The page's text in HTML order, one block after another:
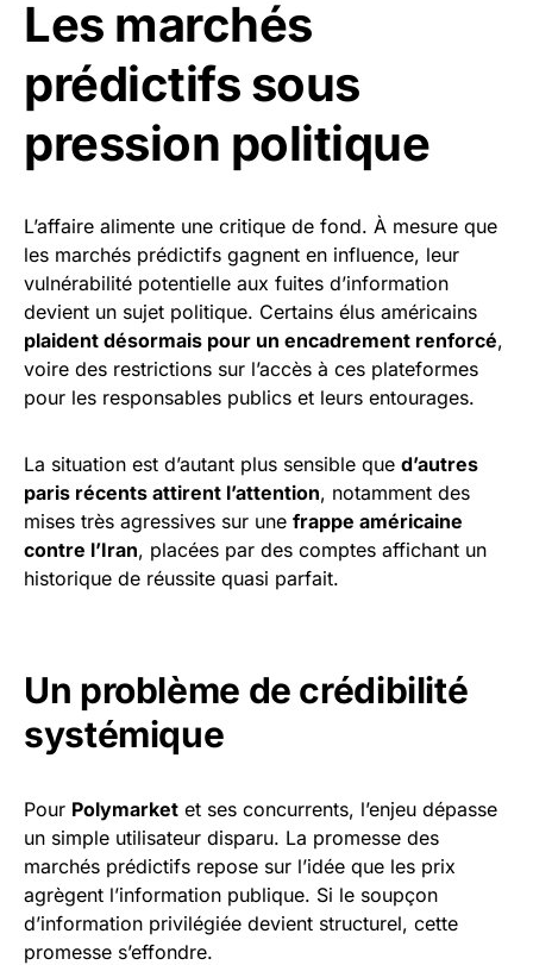
Les marchés
prédictifs sous
pression politique
L’affaire alimente une critique de fond. À mesure que
les marchés prédictifs gagnent en influence, leur
vulnérabilité potentielle aux fuites d’information
devient un sujet politique. Certains élus américains
plaident désormais pour un encadrement renforcé,
voire des restrictions sur l’accès à ces plateformes
pour les responsables publics et leurs entourages.
La situation est d’autant plus sensible que d’autres
paris récents attirent l’attention, notamment des
mises très agressives sur une frappe américaine
contre l’Iran, placées par des comptes affichant un
historique de réussite quasi parfait.
Un problème de crédibilité
systémique
Pour Polymarket et ses concurrents, l’enjeu dépasse
un simple utilisateur disparu. La promesse des
marchés prédictifs repose sur l’idée que les prix
agrègent l’information publique. Si le soupçon
d’information privilégiée devient structurel, cette
promesse s’effondre.